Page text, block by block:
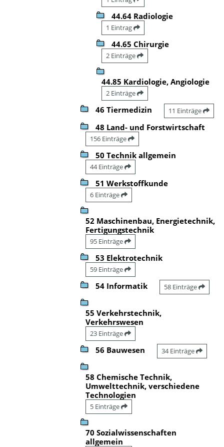
44.64 Radiologie
1 Eintrag
44.65 Chirurgie
2 Einträge
44.85 Kardiologie, Angiologie
2 Einträge
46 Tiermedizin 11 Einträge
48 Land- und Forstwirtschaft
156 Einträge
50 Technik allgemein
44 Einträge
51 Werkstoffkunde
6 Einträge
52 Maschinenbau, Energietechnik,
Fertigungstechnik
95 Einträge
53 Elektrotechnik
59 Einträge
54 Informatik 58 Einträge
55 Verkehrstechnik,
Verkehrswesen
23 Einträge
56 Bauwesen 34 Einträge
58 Chemische Technik,
Umwelttechnik, verschiedene
Technologien
5 Einträge
70 Sozialwissenschaften
allgemein